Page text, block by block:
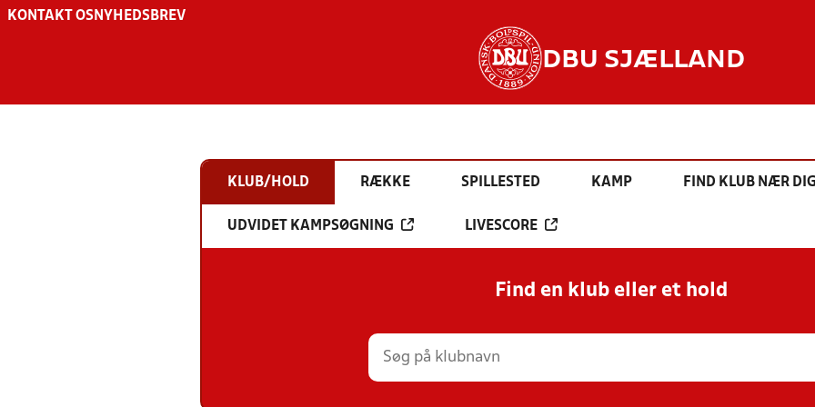
KONTAKT OS NYHEDSBREV
DBU SJÆLLAND
KLUB/HOLD RÆKKE SPILLESTED KAMP FIND KLUB NÆR
UDVIDET KAMPSØGNING LIVESCORE
Find en klub eller et hold